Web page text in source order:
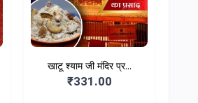
खाटू श्याम जी मंदिर प्र...
₹331.00